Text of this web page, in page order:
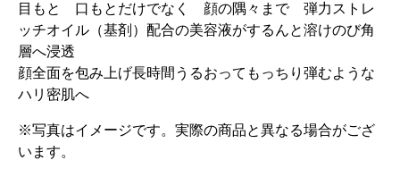
目もと 口もとだけでなく 顔の隅々まで 弾力ストレ
ッチオイル（基剤）配合の美容液がするんと溶けのび角
層へ浸透
顔全面を包み上げ長時間うるおってもっちり弾むような
ハリ密肌へ
※写真はイメージです。実際の商品と異なる場合がござ
います。